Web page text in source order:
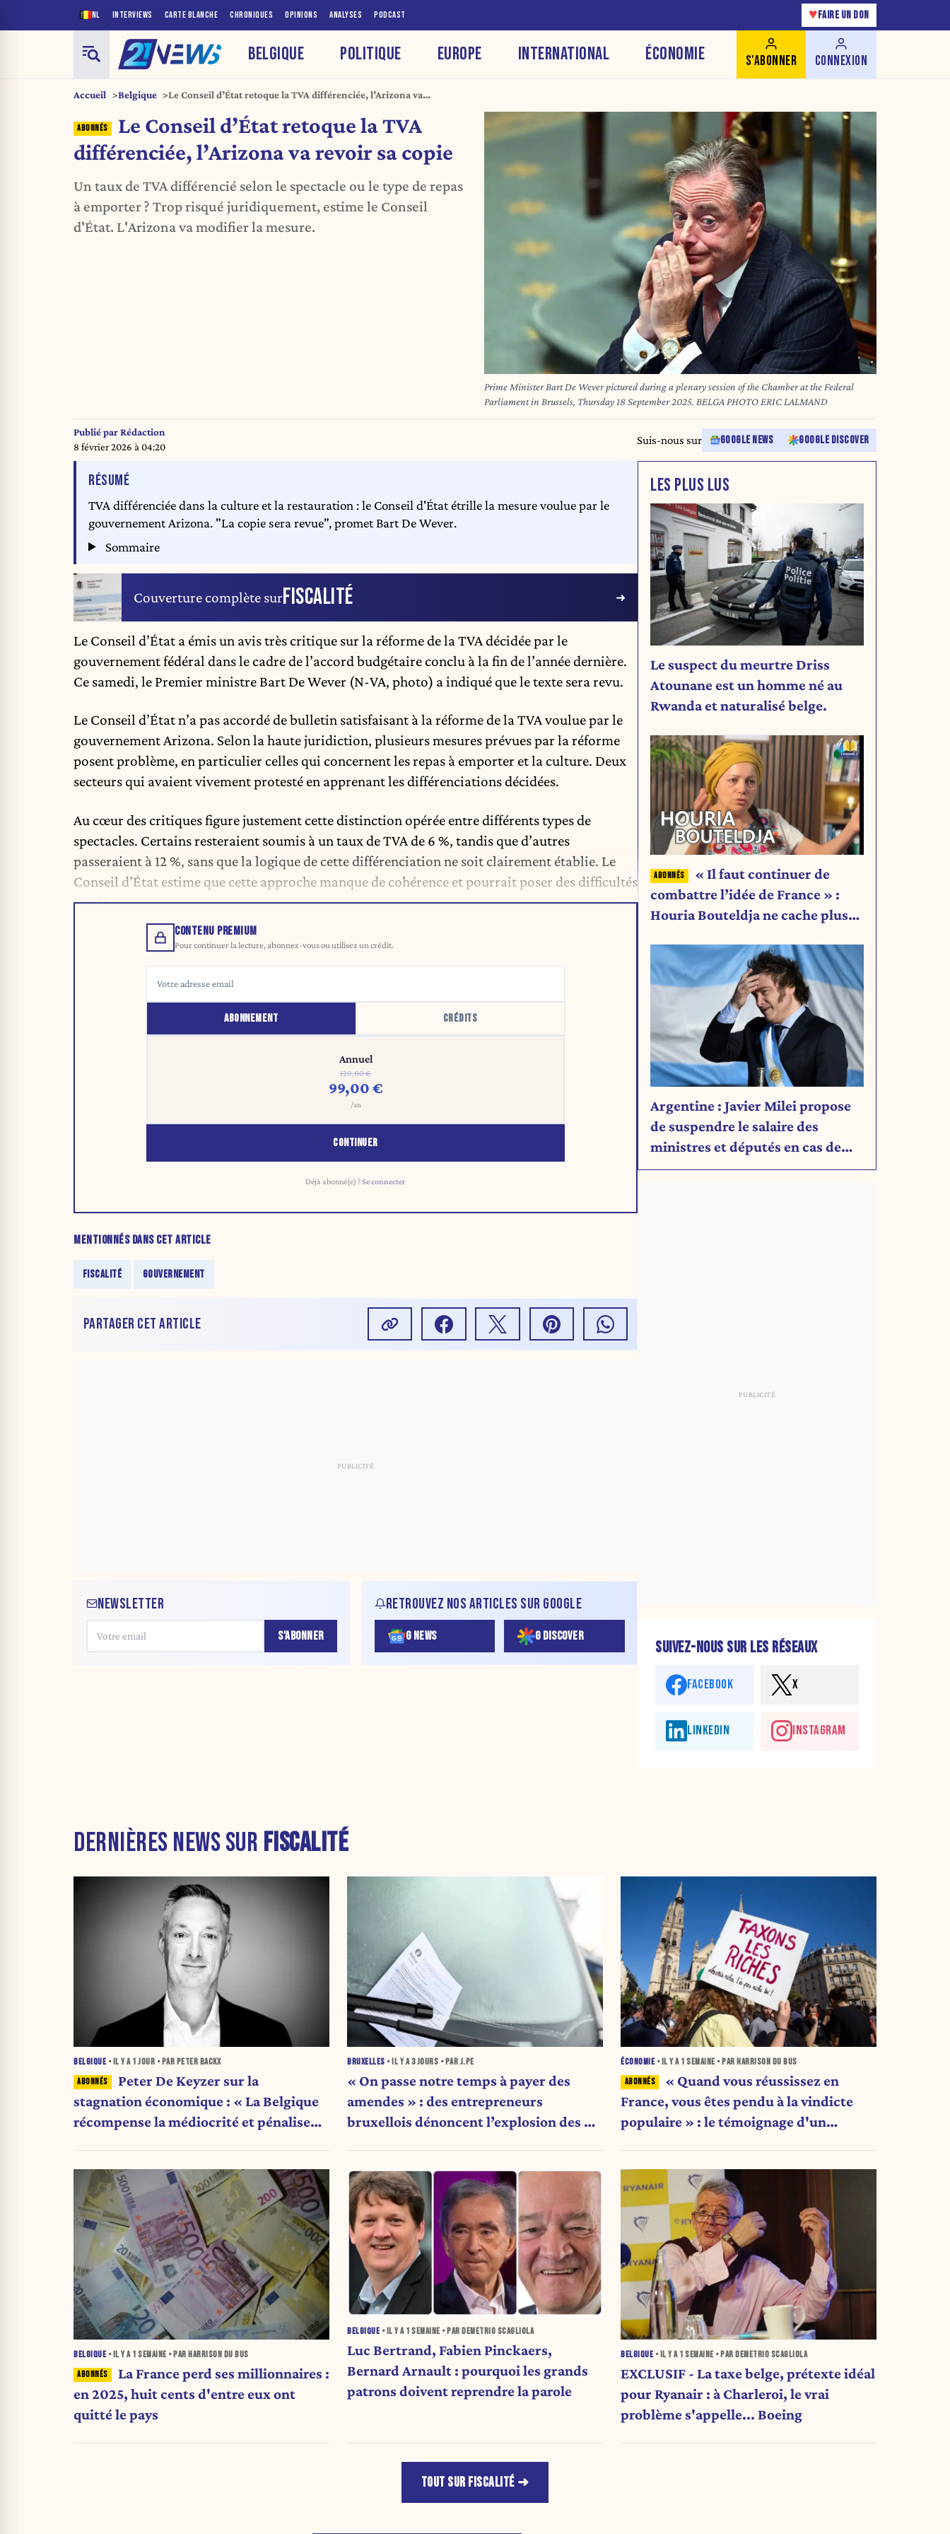
NL INTERVIEWS CARTE BLANCHE CHRONIQUES OPINIONS ANALYSES PODCAST ♥ FAIRE UN DON
BELGIQUE POLITIQUE EUROPE INTERNATIONAL ÉCONOMIE S'ABONNER CONNEXION
Accueil Belgique
Le Conseil d’État retoque la TVA différenciée, l’Arizona va
Le Conseil d’État retoque la TVA
différenciée, l’Arizona va revoir sa copie
Un taux de TVA différencié selon le spectacle ou le type de repas
à emporter ? Trop risqué juridiquement, estime le Conseil
d'État. L'Arizona va modifier la mesure.
Prime Minister Bart De Wever pictured during a plenary session of the Chamber at the Federal
Parliament in Brussels, Thursday 18 September 2025. BELGA PHOTO ERIC LALMAND
Publié parRédaction
8 février 2026 à 04:20
Suis-nous sur GOOGLE NEWS GOOGLE DISCOVER
RÉSUMÉDE L'ARTICLE
TVA différenciée dans la culture et la restauration : le Conseil d'État étrille la mesure voulue par le
gouvernement Arizona. "La copie sera revue", promet Bart De Wever.
Sommaire
Couverture complète surFISCALITÉ
Le Conseil d’État a émis un avis très critique sur la réforme de la TVA décidée par le
gouvernement fédéral dans le cadre de l’accord budgétaire conclu à la fin de l’année dernière.
Ce samedi, le Premier ministre Bart De Wever (N-VA, photo) a indiqué que le texte sera revu.
Le Conseil d’État n’a pas accordé de bulletin satisfaisant à la réforme de la TVA voulue par le
gouvernement Arizona. Selon la haute juridiction, plusieurs mesures prévues par la réforme
posent problème, en particulier celles qui concernent les repas à emporter et la culture. Deux
secteurs qui avaient vivement protesté en apprenant les différenciations décidées.
Au cœur des critiques figure justement cette distinction opérée entre différents types de
spectacles. Certains resteraient soumis à un taux de TVA de 6 %, tandis que d’autres
passeraient à 12 %, sans que la logique de cette différenciation ne soit clairement établie. Le
Conseil d’État estime que cette approche manque de cohérence et pourrait poser des difficultés
juridiques.
CONTENU PREMIUM
Pour continuer la lecture, abonnez-vous ou utilisez un crédit.
ABONNEMENT CRÉDITS
Annuel
120,00 €
99,00 €
/an
CONTINUER
Déjà abonné(e) ?Se connecter
MENTIONNÉS DANS CET ARTICLE
FISCALITÉ GOUVERNEMENT
PARTAGER CET ARTICLE
NEWSLETTER
S'ABONNER
RETROUVEZ NOS ARTICLES SUR GOOGLE
G NEWS G DISCOVER
LES PLUS LUS
Le suspect du meurtre Driss
Atounane est un homme né au
Rwanda et naturalisé belge.
« Il faut continuer de
combattre l’idée de France » :
Houria Bouteldja ne cache plus
Argentine : Javier Milei propose
de suspendre le salaire des
ministres et députés en cas de
déficit budgétaire
SUIVEZ-NOUS SUR LES RÉSEAUX
FACEBOOK X
LINKEDIN INSTAGRAM
DERNIÈRES NEWS SUR FISCALITÉ
BELGIQUE • IL Y A 1 JOUR • PAR PETER BACKX
Peter De Keyzer sur la
stagnation économique : « La Belgique
récompense la médiocrité et pénalise
BRUXELLES • IL Y A3 JOURS • PAR J.PE
« On passe notre temps à payer des
amendes » : des entrepreneurs
bruxellois dénoncent l’explosion des PV
ÉCONOMIE • IL Y A 1 SEMAINE • PAR HARRISON DU BUS
« Quand vous réussissez en
France, vous êtes pendu à la vindicte
populaire » : le témoignage d'un
BELGIQUE • IL Y A 1 SEMAINE • PAR HARRISON DU BUS
La France perd ses millionnaires :
en 2025, huit cents d'entre eux ont
quitté le pays
BELGIQUE • IL Y A 1 SEMAINE • PAR DEMETRIO SCAGLIOLA
Luc Bertrand, Fabien Pinckaers,
Bernard Arnault : pourquoi les grands
patrons doivent reprendre la parole
BELGIQUE • IL Y A 1 SEMAINE • PAR DEMETRIO SCAGLIOLA
EXCLUSIF - La taxe belge, prétexte idéal
pour Ryanair : à Charleroi, le vrai
problème s'appelle... Boeing
TOUT SUR FISCALITÉ